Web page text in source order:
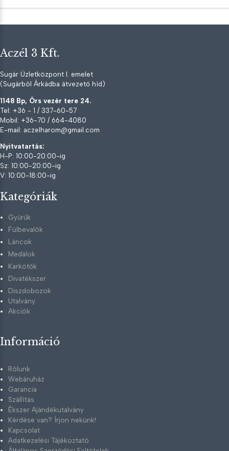
Aczél 3 Kft.
Sugár Üzletközpont I. emelet
(Sugárból Árkádba átvezető híd)
1148 Bp, Örs vezér tere 24.
Tel: +36 - 1 / 337-60-57
Mobil: +36-70 / 664-4080
E-mail: aczelharom@gmail.com
Nyitvatartás:
H-P: 10:00-20:00-ig
Sz: 10:00-20:00-ig
V: 10:00-18:00-ig
Kategóriák
Gyűrűk
Fülbevalók
Láncok
Medálok
Karkötők
Divatékszer
Diszdobozok
Utalvány
Akciók
Információ
Rólunk
Webáruház
Garancia
Szállítás
Ékszer Ajándékutalvány
Kérdése van? Írjon nekünk!
Kapcsolat
Adatkezelési Tájékoztató